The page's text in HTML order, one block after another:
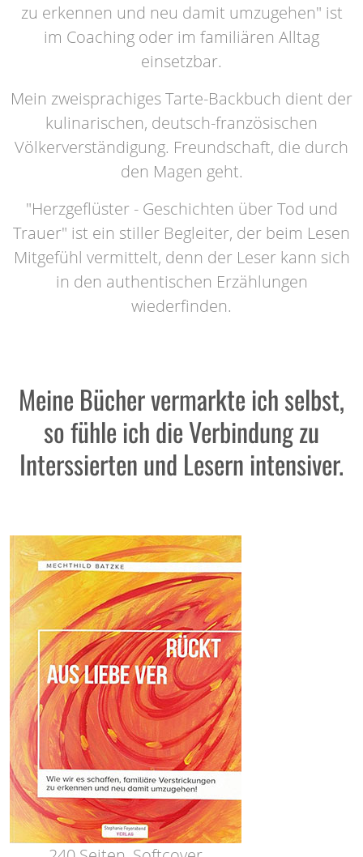
zu erkennen und neu damit umzugehen" ist
im Coaching oder im familiären Alltag
einsetzbar.
Mein zweisprachiges Tarte-Backbuch dient der
kulinarischen, deutsch-französischen
Völkerverständigung. Freundschaft, die durch
den Magen geht.
"Herzgeflüster - Geschichten über Tod und
Trauer" ist ein stiller Begleiter, der beim Lesen
Mitgefühl vermittelt, denn der Leser kann sich
in den authentischen Erzählungen
wiederfinden.
Meine Bücher vermarkte ich selbst,
so fühle ich die Verbindung zu
Interssierten und Lesern intensiver.